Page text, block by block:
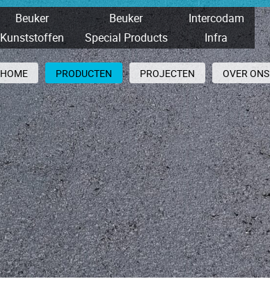
Beuker
Kunststoffen
Beuker
Special Products
Intercodam
Infra
HOME PRODUCTEN PROJECTEN OVER ONS